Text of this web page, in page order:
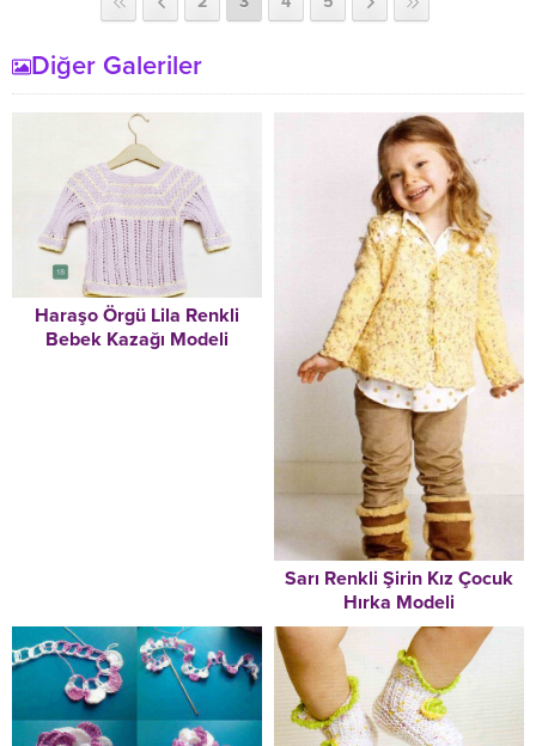
Diğer Galeriler
Haraşo Örgü Lila Renkli
Bebek Kazağı Modeli
Sarı Renkli Şirin Kız Çocuk
Hırka Modeli